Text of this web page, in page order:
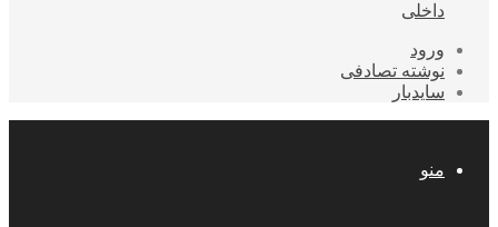
داخلی
ورود
نوشته تصادفی
سایدبار
منو